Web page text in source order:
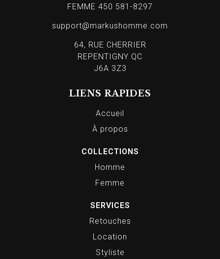
FEMME 450 581-8297
support@markushomme.com
64, RUE CHERRIER
REPENTIGNY QC
J6A 3Z3
LIENS RAPIDES
Accueil
À propos
COLLECTIONS
Homme
Femme
SERVICES
Retouches
Location
Styliste